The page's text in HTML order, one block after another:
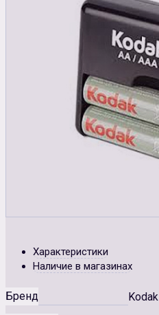
Характеристики
Наличие в магазинах
Бренд
Kodak